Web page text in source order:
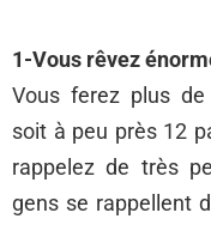
1-Vous rêvez
Vous ferez plus
soit à peu près 12
rappelez de très
gens se rappellent